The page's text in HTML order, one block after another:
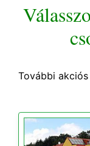
További